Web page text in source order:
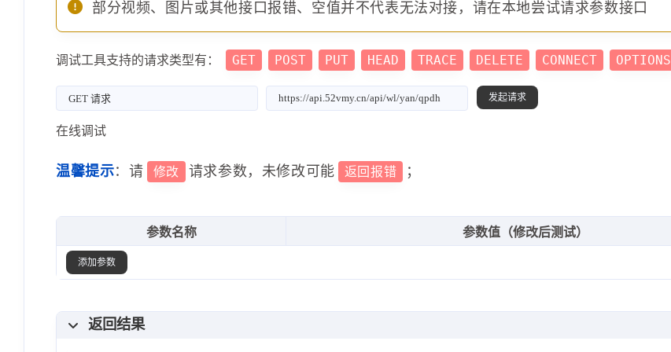
部分视频、图片或其他接口报错、空值并不代表无法对接，请在本地尝试请求参数接口
调试工具支持的请求类型有： GET POST PUT HEAD TRACE DELETE CONNECT OPTIONS
在线调试
温馨提示：请 修改 请求参数，未修改可能 返回报错 ；
参数名称 参数值（修改后测试）
添加参数
返回结果